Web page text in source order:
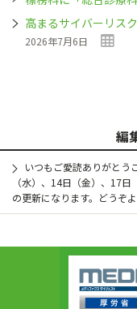
高まるサイバーリス
2026年7月6日
編
いつもご愛読ありがとう
（水）、14日（金）、17
の更新になります。どうぞ